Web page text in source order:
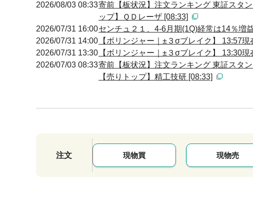
2026/08/03 08:33寄前【板状況】注文ランキング 東証ス
ップ】ＱＤレーザ [08:33]
2026/07/31 16:00センチュ２１、4-6月期(1Q)経常は14％増
2026/07/31 14:00 【ボリンジャー｜±３σブレイク】
2026/07/31 13:30 【ボリンジャー｜±３σブレイク】
2026/07/03 08:33寄前【板状況】注文ランキング 東証ス
【売りトップ】精工技研 [08:33]
注文 現物買 現物売